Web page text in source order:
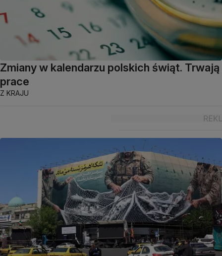
Zmiany w kalendarzu polskich świąt. Trwają
prace
Z KRAJU